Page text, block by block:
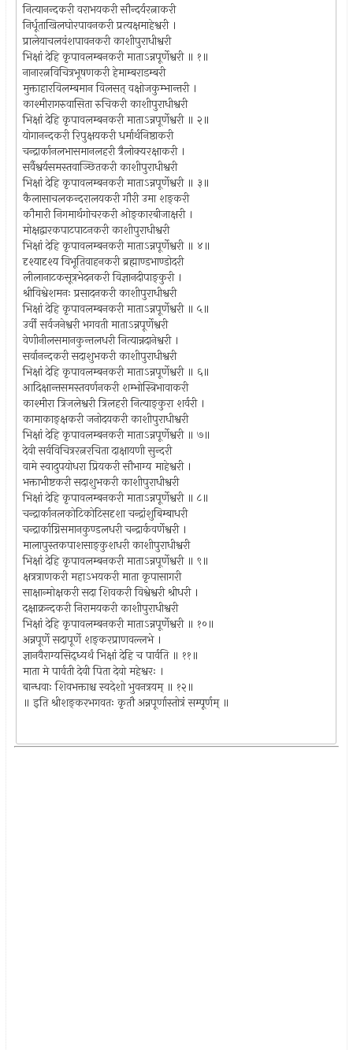
नित्यानन्दकरी वराभयकरी सौन्दर्यरत्नाकरी
निर्धूताखिलघोरपावनकरी प्रत्यक्षमाहेश्वरी ।
प्रालेयाचलवंशपावनकरी काशीपुराधीश्वरी
भिक्षां देहि कृपावलम्बनकरी माताऽन्नपूर्णेश्वरी ॥ १॥
नानारत्नविचित्रभूषणकरी हेमाम्बराडम्बरी
मुक्ताहारविलम्बमान विलसत् वक्षोजकुम्भान्तरी ।
काश्मीरागरुवासिता रुचिकरी काशीपुराधीश्वरी
भिक्षां देहि कृपावलम्बनकरी माताऽन्नपूर्णेश्वरी ॥ २॥
योगानन्दकरी रिपुक्षयकरी धर्मार्थनिष्ठाकरी
चन्द्रार्कानलभासमानलहरी त्रैलोक्यरक्षाकरी ।
सर्वैश्वर्यसमस्तवाञ्छितकरी काशीपुराधीश्वरी
भिक्षां देहि कृपावलम्बनकरी माताऽन्नपूर्णेश्वरी ॥ ३॥
कैलासाचलकन्दरालयकरी गौरी उमा शङ्करी
कौमारी निगमार्थगोचरकरी ओङ्कारबीजाक्षरी ।
मोक्षद्वारकपाटपाटनकरी काशीपुराधीश्वरी
भिक्षां देहि कृपावलम्बनकरी माताऽन्नपूर्णेश्वरी ॥ ४॥
दृश्यादृश्य विभूतिवाहनकरी ब्रह्माण्डभाण्डोदरी
लीलानाटकसूत्रभेदनकरी विज्ञानदीपाङ्कुरी ।
श्रीविश्वेशमनः प्रसादनकरी काशीपुराधीश्वरी
भिक्षां देहि कृपावलम्बनकरी माताऽन्नपूर्णेश्वरी ॥ ५॥
उर्वी सर्वजनेश्वरी भगवती माताऽन्नपूर्णेश्वरी
वेणीनीलसमानकुन्तलधरी नित्यान्नदानेश्वरी ।
सर्वानन्दकरी सदाशुभकरी काशीपुराधीश्वरी
भिक्षां देहि कृपावलम्बनकरी माताऽन्नपूर्णेश्वरी ॥ ६॥
आदिक्षान्तसमस्तवर्णनकरी शम्भोस्त्रिभावाकरी
काश्मीरा त्रिजलेश्वरी त्रिलहरी नित्याङ्कुरा शर्वरी ।
कामाकाङ्क्षकरी जनोदयकरी काशीपुराधीश्वरी
भिक्षां देहि कृपावलम्बनकरी माताऽन्नपूर्णेश्वरी ॥ ७॥
देवी सर्वविचित्ररत्नरचिता दाक्षायणी सुन्दरी
वामे स्वादुपयोधरा प्रियकरी सौभाग्य माहेश्वरी ।
भक्ताभीष्टकरी सदाशुभकरी काशीपुराधीश्वरी
भिक्षां देहि कृपावलम्बनकरी माताऽन्नपूर्णेश्वरी ॥ ८॥
चन्द्रार्कानलकोटिकोटिसदृशा चन्द्रांशुबिम्बाधरी
चन्द्रार्काग्निसमानकुण्डलधरी चन्द्रार्कवर्णेश्वरी ।
मालापुस्तकपाशसाङ्कुशधरी काशीपुराधीश्वरी
भिक्षां देहि कृपावलम्बनकरी माताऽन्नपूर्णेश्वरी ॥ ९॥
क्षत्रत्राणकरी महाऽभयकरी माता कृपासागरी
साक्षान्मोक्षकरी सदा शिवकरी विश्वेश्वरी श्रीधरी ।
दक्षाक्रन्दकरी निरामयकरी काशीपुराधीश्वरी
भिक्षां देहि कृपावलम्बनकरी माताऽन्नपूर्णेश्वरी ॥ १०॥
अन्नपूर्णे सदापूर्णे शङ्करप्राणवल्लभे ।
ज्ञानवैराग्यसिद्ध्यर्थं भिक्षां देहि च पार्वति ॥ ११॥
माता मे पार्वती देवी पिता देवो महेश्वरः ।
बान्धवाः शिवभक्ताश्च स्वदेशो भुवनत्रयम् ॥ १२॥
॥ इति श्रीशङ्करभगवतः कृतौ अन्नपूर्णास्तोत्रं सम्पूर्णम् ॥